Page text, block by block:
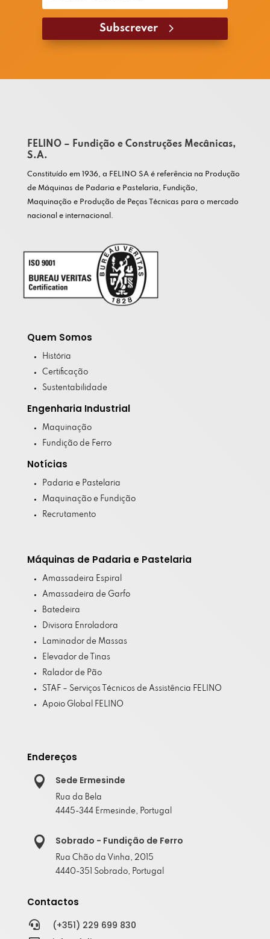
Subscrever
FELINO – Fundição e Construções Mecânicas,
S.A.
Constituído em 1936, a FELINO SA é referência na Produção
de Máquinas de Padaria e Pastelaria, Fundição,
Maquinação e Produção de Peças Técnicas para o mercado
nacional e internacional.
Quem Somos
História
Certificação
Sustentabilidade
Engenharia Industrial
Maquinação
Fundição de Ferro
Notícias
Padaria e Pastelaria
Maquinação e Fundição
Recrutamento
Máquinas de Padaria e Pastelaria
Amassadeira Espiral
Amassadeira de Garfo
Batedeira
Divisora Enroladora
Laminador de Massas
Elevador de Tinas
Ralador de Pão
STAF – Serviços Técnicos de Assistência FELINO
Apoio Global FELINO
Endereços
 Sede Ermesinde
Rua da Bela
4445-344 Ermesinde, Portugal
 Sobrado - Fundição de Ferro
Rua Chão da Vinha, 2015
4440-351 Sobrado, Portugal
Contactos
 (+351) 229 699 830